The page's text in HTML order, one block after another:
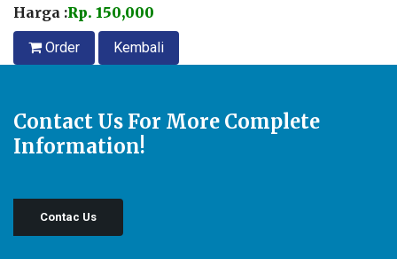
Harga :Rp. 150,000
Order Kembali
Contact Us For More Complete
Information!
Contac Us